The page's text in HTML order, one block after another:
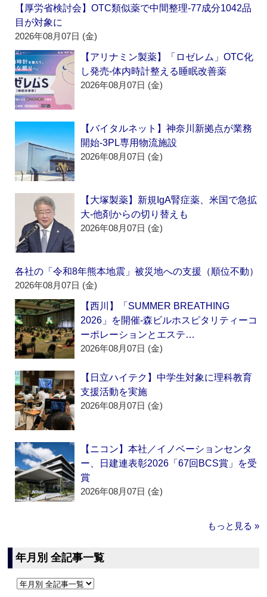
【厚労省検討会】OTC類似薬で中間整理‐77成分1042品
目が対象に
2026年08月07日 (金)
【アリナミン製薬】「ロゼレム」OTC化
し発売‐体内時計整える睡眠改善薬
2026年08月07日 (金)
【バイタルネット】神奈川新拠点が業務
開始‐3PL専用物流施設
2026年08月07日 (金)
【大塚製薬】新規IgA腎症薬、米国で急拡
大‐他剤からの切り替えも
2026年08月07日 (金)
各社の「令和8年熊本地震」被災地への支援（順位不動）
2026年08月07日 (金)
【西川】「SUMMER BREATHING
2026」を開催‐森ビルホスピタリティーコ
ーポレーションとエステ…
2026年08月07日 (金)
【日立ハイテク】中学生対象に理科教育
支援活動を実施
2026年08月07日 (金)
【ニコン】本社／イノベーションセンタ
ー、日建連表彰2026「67回BCS賞」を受
賞
2026年08月07日 (金)
もっと見る »
年月別 全記事一覧